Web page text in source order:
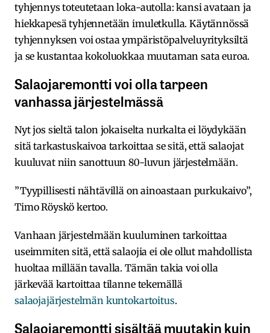
tyhjennys toteutetaan loka-autolla: kansi avataan ja
hiekkapesä tyhjennetään imuletkulla. Käytännössä
tyhjennyksen voi ostaa ympäristöpalveluyrityksiltä
ja se kustantaa kokoluokkaa muutaman sata euroa.
Salaojaremontti voi olla tarpeen
vanhassa järjestelmässä
Nyt jos sieltä talon jokaiselta nurkalta ei löydykään
sitä tarkastuskaivoa tarkoittaa se sitä, että salaojat
kuuluvat niin sanottuun 80-luvun järjestelmään.
”Tyypillisesti nähtävillä on ainoastaan purkukaivo”,
Timo Röyskö kertoo.
Vanhaan järjestelmään kuuluminen tarkoittaa
useimmiten sitä, että salaojia ei ole ollut mahdollista
huoltaa millään tavalla. Tämän takia voi olla
järkevää kartoittaa tilanne tekemällä
salaojajärjestelmän kuntokartoitus.
Salaojaremontti sisältää muutakin kuin